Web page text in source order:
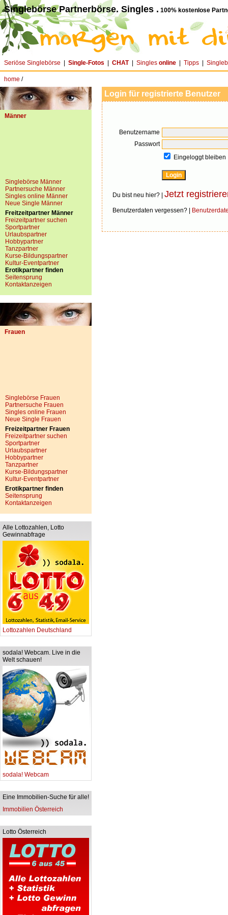
Singlebörse Partnerbörse. Singles . 100% kostenlose
Seriöse Singlebörse Single-Fotos CHAT| Singles online Tipps
home /
Männer
Singlebörse Männer
Partnersuche Männer
Singles online Männer
Neue Single Männer
Freitzeitpartner Männer
Freizeitpartner suchen
Sportpartner
Urlaubspartner
Hobbypartner
Tanzpartner
Kurse-Bildungspartner
Kultur-Eventpartner
Erotikpartner finden
Seitensprung
Kontaktanzeigen
Frauen
Singlebörse Frauen
Partnersuche Frauen
Singles online Frauen
Neue Single Frauen
Freizeitpartner Frauen
Freizeitpartner suchen
Sportpartner
Urlaubspartner
Hobbypartner
Tanzpartner
Kurse-Bildungspartner
Kultur-Eventpartner
Erotikpartner finden
Seitensprung
Kontaktanzeigen
Alle Lottozahlen, Lotto
Gewinnabfrage
Lottozahlen Deutschland
sodala! Webcam. Live in die
Welt schauen!
sodala! Webcam
Eine Immobilien-Suche für alle!
Immobilien Österreich
Lotto Österreich
Login für registrierte Benutzer
Benutzername
Passwort
Eingeloggt bleiben
Du bist neu hier? | Jetzt
Benutzerdaten vergessen? |